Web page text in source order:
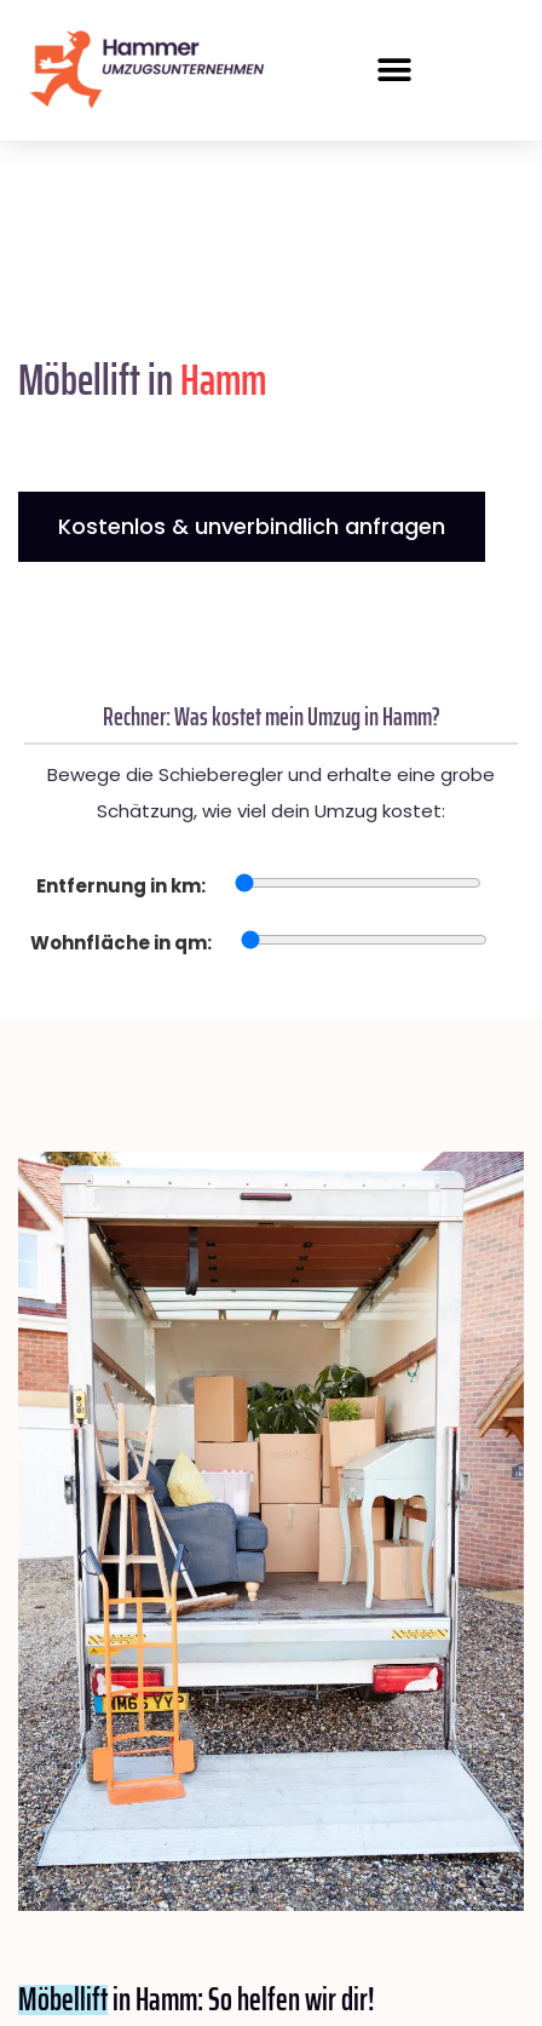
Möbellift inHamm
Kostenlos & unverbindlich anfragen
Rechner: Was kostet mein Umzug in Hamm?
Bewege die Schieberegler und erhalte eine grobe
Schätzung, wie viel dein Umzug kostet:
Entfernung in km:
Wohnfläche in qm:
Möbelliftin Hamm: So helfen wir dir!